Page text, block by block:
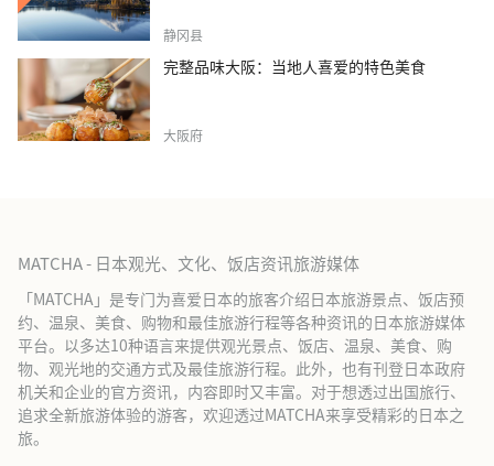
静冈县
完整品味大阪：当地人喜爱的特色美食
大阪府
MATCHA - 日本观光、文化、饭店资讯旅游媒体
「MATCHA」是专门为喜爱日本的旅客介绍日本旅游景点、饭店预
约、温泉、美食、购物和最佳旅游行程等各种资讯的日本旅游媒体
平台。以多达10种语言来提供观光景点、饭店、温泉、美食、购
物、观光地的交通方式及最佳旅游行程。此外，也有刊登日本政府
机关和企业的官方资讯，内容即时又丰富。对于想透过出国旅行、
追求全新旅游体验的游客，欢迎透过MATCHA来享受精彩的日本之
旅。